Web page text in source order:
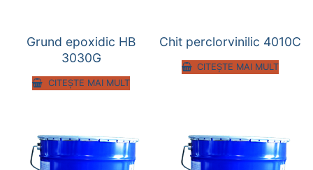
Grund epoxidic HB
3030G
CITEȘTE MAI MULT
Chit perclorvinilic 4010C
CITEȘTE MAI MULT